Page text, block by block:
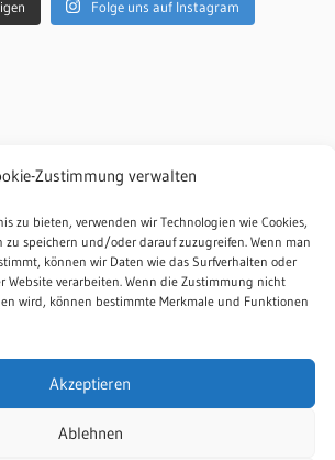
Zustimmung verwalten
zu bieten, verwenden wir Technologien wie Cookies,
zu speichern und/oder darauf zuzugreifen. Wenn man
können wir Daten wie das Surfverhalten oder
Website verarbeiten. Wenn die Zustimmung nicht
wird, können bestimmte Merkmale und Funktionen
Akzeptieren
Ablehnen
Folge uns auf Instagram